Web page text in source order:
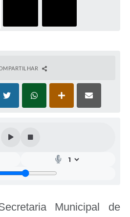
Municipal de